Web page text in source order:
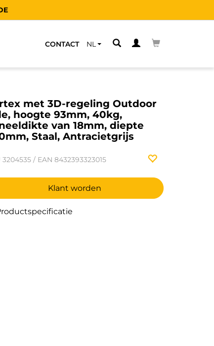
CONTACT NL
met 3D-regeling Outdoor
hoogte 93mm, 40kg,
van 18mm, diepte
Staal, Antracietgrijs
3204535 / EAN 8432393323015
Klant worden